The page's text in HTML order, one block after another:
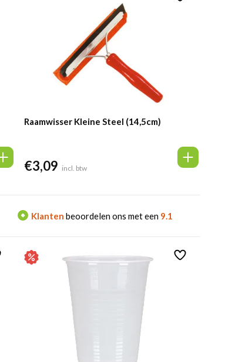
Raamwisser Kleine Steel (14,5cm)
€3,09 incl. btw
Klanten beoordelen ons met een 9.1